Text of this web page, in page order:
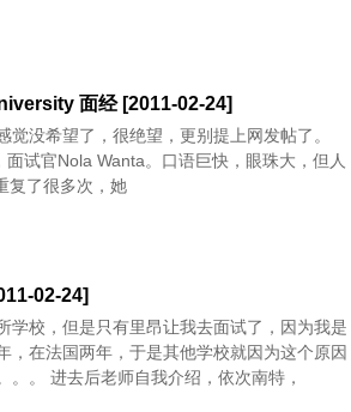
面经 [2011-02-24]
觉没希望了，很绝望，更别提上网发帖了。
试官Nola Wanta。口语巨快，眼珠大，但人
复了很多次，她
02-24]
学校，但是只有里昂让我去面试了，因为我是
，在法国两年，于是其他学校就因为这个原因
。。 进去后老师自我介绍，依次南特，